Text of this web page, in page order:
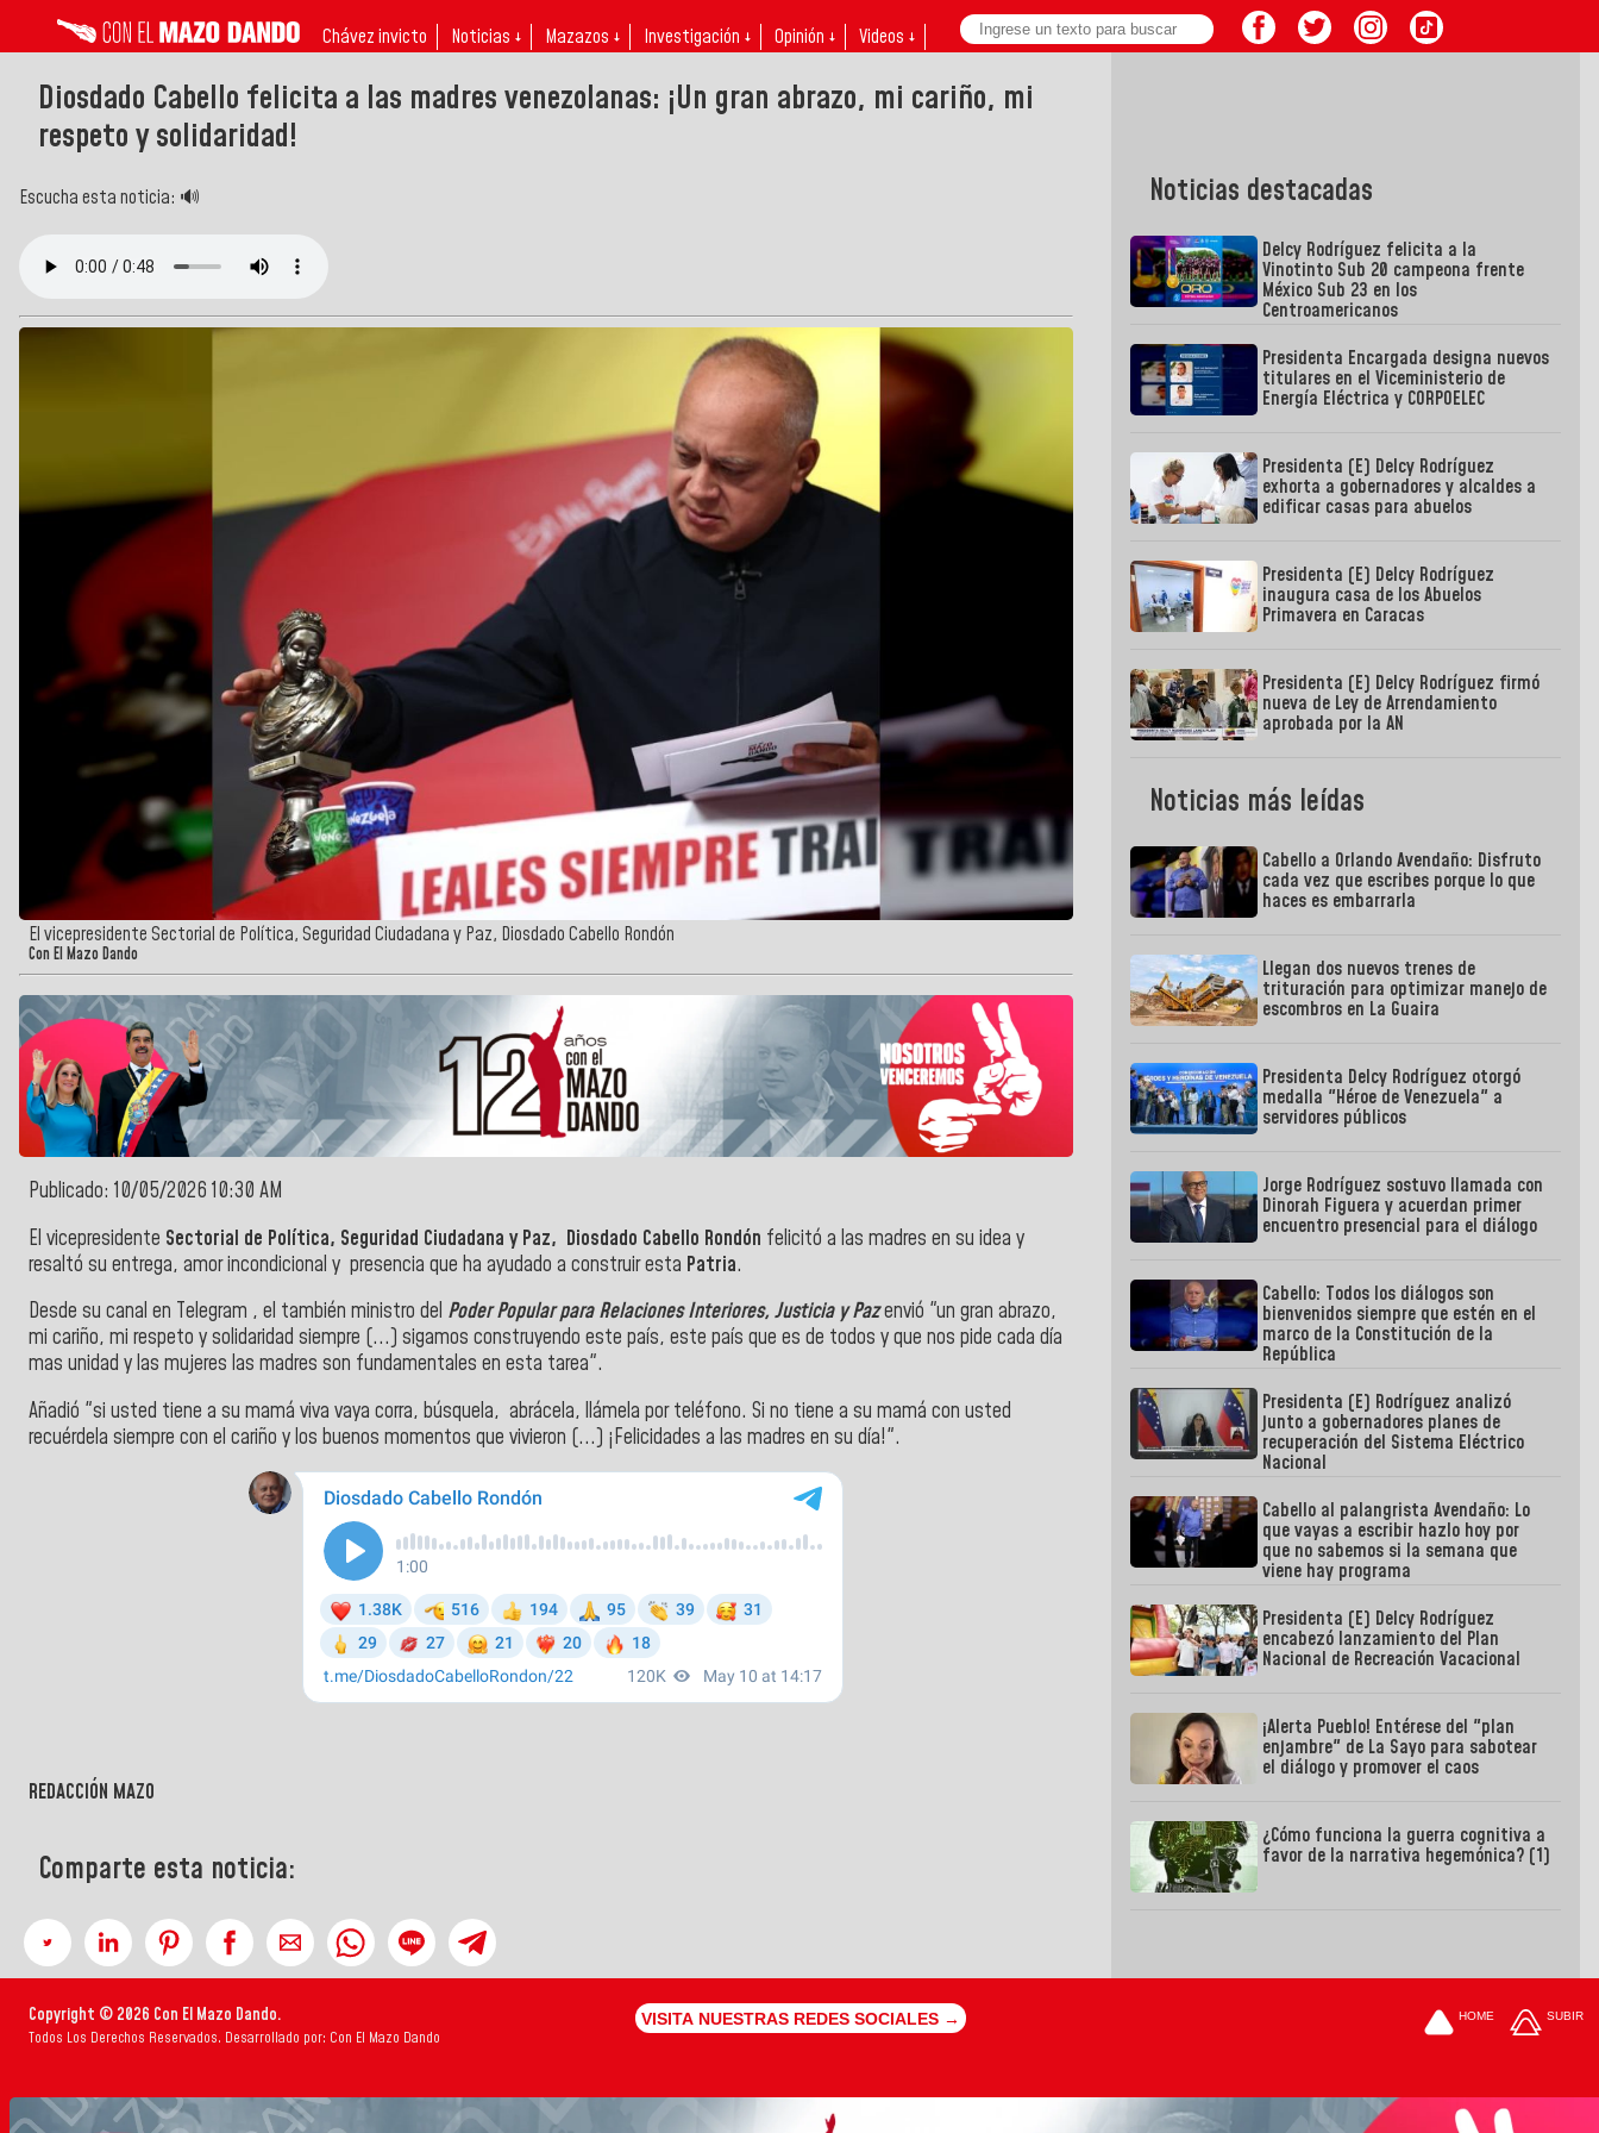
Chávez invicto Noticias ↓ Mazazos ↓ Investigación ↓ Opinión ↓ Videos ↓
Diosdado Cabello felicita a las madres venezolanas: ¡Un gran abrazo, mi cariño, mi
respeto y solidaridad!
Escucha esta noticia: 🔊
El vicepresidente Sectorial de Política, Seguridad Ciudadana y Paz, Diosdado Cabello Rondón
Con El Mazo Dando
Publicado: 10/05/2026 10:30 AM
El vicepresidente Sectorial de Política, Seguridad Ciudadana y Paz, Diosdado Cabello Rondón felicitó a las madres en su idea y
resaltó su entrega, amor incondicional y presencia que ha ayudado a construir esta Patria.
Desde su canal en Telegram , el también ministro del Poder Popular para Relaciones Interiores, Justicia y Pazenvió "un gran abrazo,
mi cariño, mi respeto y solidaridad siempre (...) sigamos construyendo este país, este país que es de todos y que nos pide cada día
mas unidad y las mujeres las madres son fundamentales en esta tarea".
Añadió "si usted tiene a su mamá viva vaya corra, búsquela, abrácela, llámela por teléfono. Si no tiene a su mamá con usted
recuérdela siempre con el cariño y los buenos momentos que vivieron (...) ¡Felicidades a las madres en su día!".
REDACCIÓN MAZO
Comparte esta noticia:
Noticias destacadas
Delcy Rodríguez felicita a la
Vinotinto Sub 20 campeona frente
México Sub 23 en los
Centroamericanos
Presidenta Encargada designa nuevos
titulares en el Viceministerio de
Energía Eléctrica y CORPOELEC
Presidenta (E) Delcy Rodríguez
exhorta a gobernadores y alcaldes a
edificar casas para abuelos
Presidenta (E) Delcy Rodríguez
inaugura casa de los Abuelos
Primavera en Caracas
Presidenta (E) Delcy Rodríguez firmó
nueva de Ley de Arrendamiento
aprobada por la AN
Noticias más leídas
Cabello a Orlando Avendaño: Disfruto
cada vez que escribes porque lo que
haces es embarrarla
Llegan dos nuevos trenes de
trituración para optimizar manejo de
escombros en La Guaira
Presidenta Delcy Rodríguez otorgó
medalla "Héroe de Venezuela" a
servidores públicos
Jorge Rodríguez sostuvo llamada con
Dinorah Figuera y acuerdan primer
encuentro presencial para el diálogo
Cabello: Todos los diálogos son
bienvenidos siempre que estén en el
marco de la Constitución de la
República
Presidenta (E) Rodríguez analizó
junto a gobernadores planes de
recuperación del Sistema Eléctrico
Nacional
Cabello al palangrista Avendaño: Lo
que vayas a escribir hazlo hoy por
que no sabemos si la semana que
viene hay programa
Presidenta (E) Delcy Rodríguez
encabezó lanzamiento del Plan
Nacional de Recreación Vacacional
¡Alerta Pueblo! Entérese del "plan
enjambre" de La Sayo para sabotear
el diálogo y promover el caos
¿Cómo funciona la guerra cognitiva a
favor de la narrativa hegemónica? (1)
Copyright © 2026 Con El Mazo Dando.
Todos Los Derechos Reservados. Desarrollado por: Con El Mazo Dando
VISITA NUESTRAS REDES SOCIALES → HOME SUBIR